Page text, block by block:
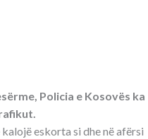
Policia e Kosovës ka
eskorta si dhe në afërsi